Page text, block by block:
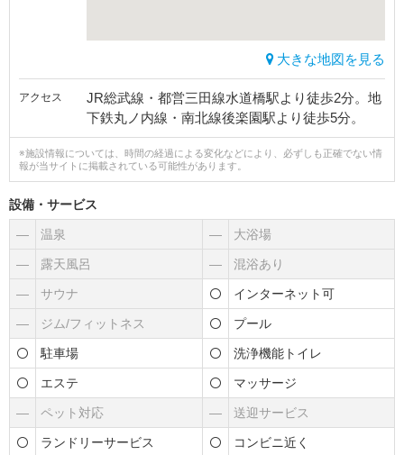
大きな地図を見る
アクセス
JR総武線・都営三田線水道橋駅より徒歩2分。地
下鉄丸ノ内線・南北線後楽園駅より徒歩5分。
※施設情報については、時間の経過による変化などにより、必ずしも正確でない情
報が当サイトに掲載されている可能性があります。
設備・サービス
― 温泉 ― 大浴場
― 露天風呂 ― 混浴あり
― サウナ インターネット可
― ジム/フィットネス プール
駐車場 洗浄機能トイレ
エステ マッサージ
― ペット対応 ― 送迎サービス
ランドリーサービス コンビニ近く